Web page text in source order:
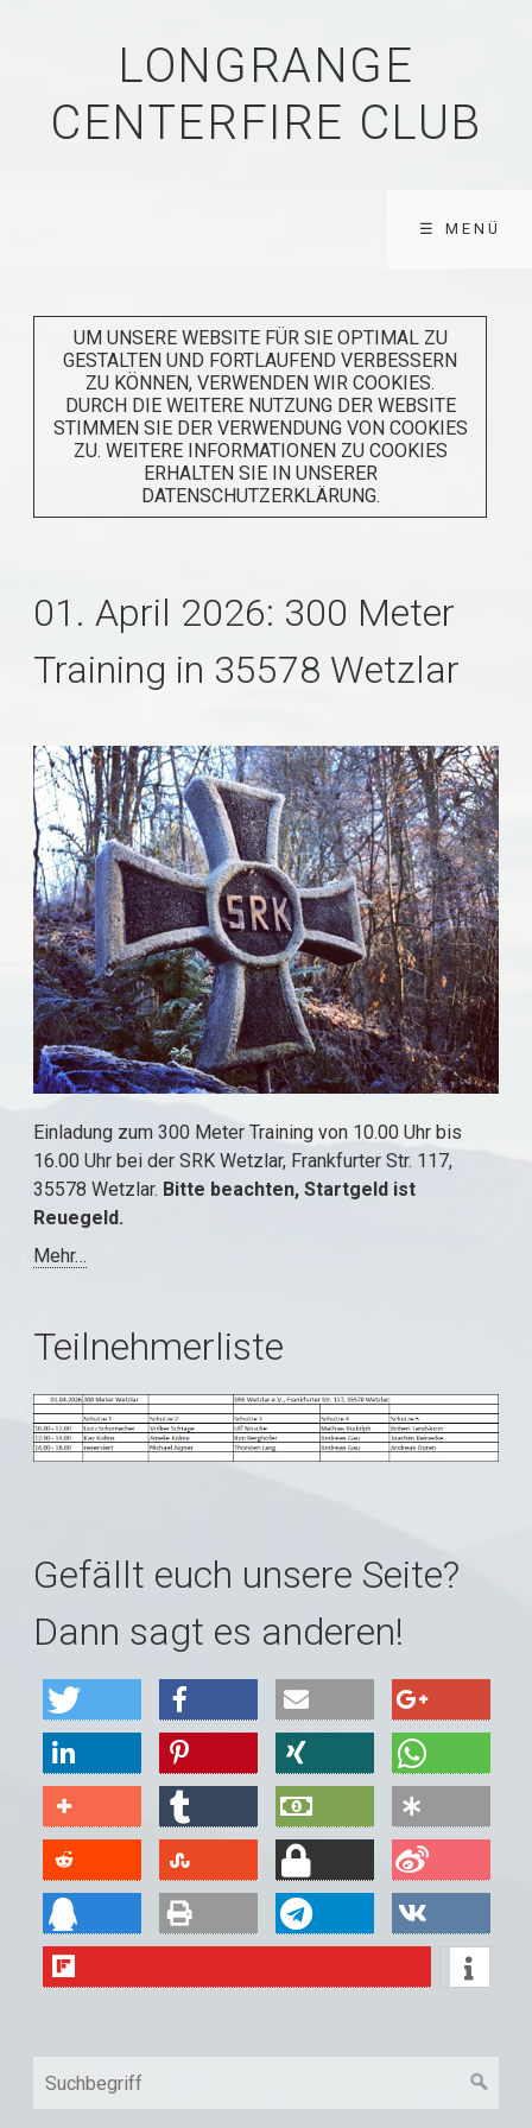
LONGRANGE
CENTERFIRE CLUB
☰ MENÜ
UM UNSERE WEBSITE FÜR SIE OPTIMAL ZU
GESTALTEN UND FORTLAUFEND VERBESSERN
ZU KÖNNEN, VERWENDEN WIR COOKIES.
DURCH DIE WEITERE NUTZUNG DER WEBSITE
STIMMEN SIE DER VERWENDUNG VON COOKIES
ZU. WEITERE INFORMATIONEN ZU COOKIES
ERHALTEN SIE IN UNSERER
DATENSCHUTZERKLÄRUNG.
01. April 2026: 300 Meter
Training in 35578 Wetzlar
Einladung zum 300 Meter Training von 10.00 Uhr bis
16.00 Uhr bei der SRK Wetzlar, Frankfurter Str. 117,
35578 Wetzlar. Bitte beachten, Startgeld ist
Reuegeld.
Mehr…
Teilnehmerliste
Gefällt euch unsere Seite?
Dann sagt es anderen!